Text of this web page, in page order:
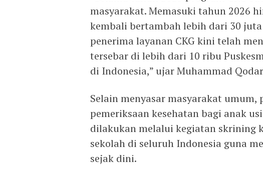
masyarakat. Memasuki tahun 2026
kembali bertambah lebih dari 30
penerima layanan CKG kini telah
tersebar di lebih dari 10 ribu
di Indonesia,” ujar Muhammad
Selain menyasar masyarakat
pemeriksaan kesehatan bagi anak
dilakukan melalui kegiatan skrining
sekolah di seluruh Indonesia guna
sejak dini.